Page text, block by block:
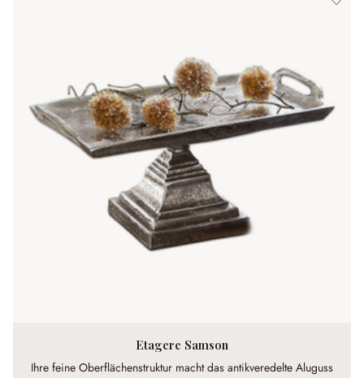
Etagere Samson
Ihre feine Oberflächenstruktur macht das antikveredelte Aluguss